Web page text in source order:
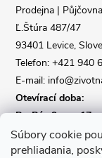
Súbory cookie
prehliadania,
Prodejna |
Ľ.Štúra 487/47
93401 Levice,
Telefon: +421 940
E-mail:
Otevírací doba:
Po-Pá : 9,oo -
So : 9,oo - 12,oo |